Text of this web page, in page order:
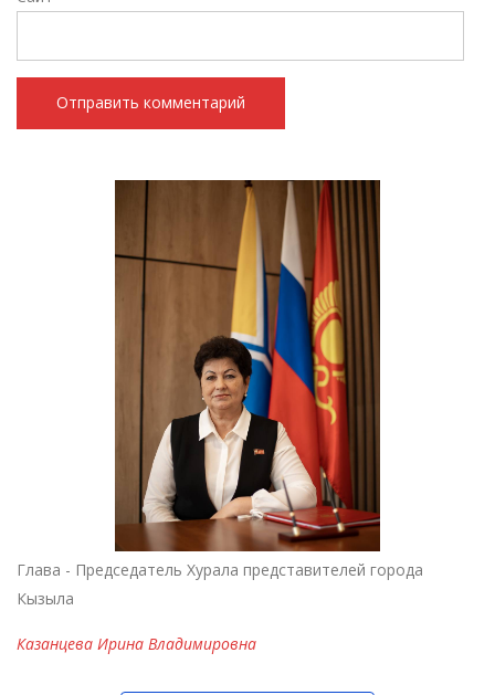
Глава - Председатель Хурала представителей города
Кызыла
Казанцева Ирина Владимировна